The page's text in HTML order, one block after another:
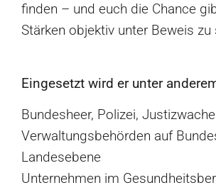
finden – und euch die Chance
Stärken objektiv unter Beweis zu
Eingesetzt wird er unter
Bundesheer, Polizei,
Verwaltungsbehörden auf
Landesebene
Unternehmen im